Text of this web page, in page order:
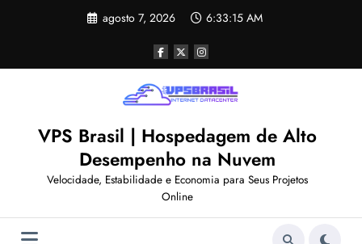
agosto 7, 2026 6:33:16 AM
VPS Brasil | Hospedagem de Alto
Desempenho na Nuvem
Velocidade, Estabilidade e Economia para Seus Projetos
Online